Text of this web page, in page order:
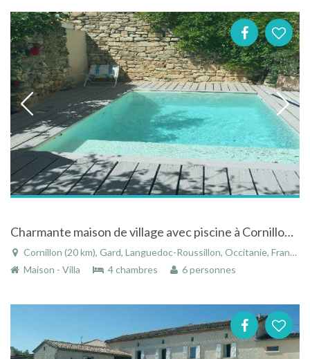
Charmante maison de village avec piscine à Cornillon dans le Gard dans le Languedoc-Roussillon
Cornillon (20 km), Gard, Languedoc-Roussillon, Occitanie, France
Maison - Villa
4 chambres 6 personnes